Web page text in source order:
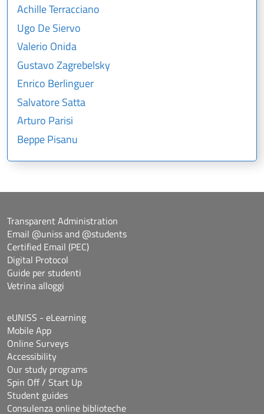
Achille Terracciano
Ugo De Siervo
Valerio Onida
Gustavo Zagrebelsky
Enrico Berlinguer
Salvatore Satta
Arturo Parisi
Beppe Pisanu
Transparent Administration
Email @uniss and @students
Certified Email (PEC)
Digital Protocol
Guide per studenti
Vetrina alloggi
eUNISS - eLearning
Mobile App
Online Surveys
Accessibility
Our study programs
Spin Off / Start Up
Student guides
Consulenza online biblioteche